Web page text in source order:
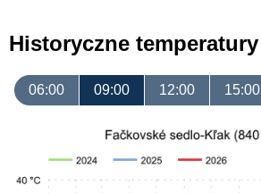
Historyczne temperatury
06:00 09:00 12:00 15:00